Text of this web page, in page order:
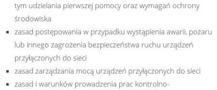
tym udzielania pierwszej pomocy oraz wymagań ochrony
środowiska
zasad postępowania w przypadku wystąpienia awarii, pożaru
lub innego zagrożenia bezpieczeństwa ruchu urządzeń
przyłączonych do sieci
zasad zarządzania mocą urządzeń przyłączonych do sieci
zasad i warunków prowadzenia prac kontrolno-